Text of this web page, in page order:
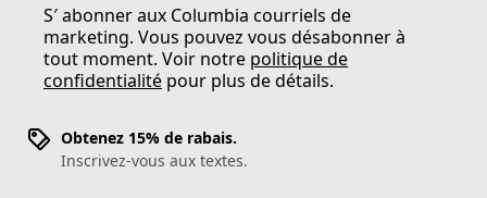
S′ abonner aux Columbia courriels de
marketing. Vous pouvez vous désabonner à
tout moment. Voir notre politique de
confidentialité pour plus de détails.
Obtenez 15% de rabais.
Inscrivez-vous aux textes.